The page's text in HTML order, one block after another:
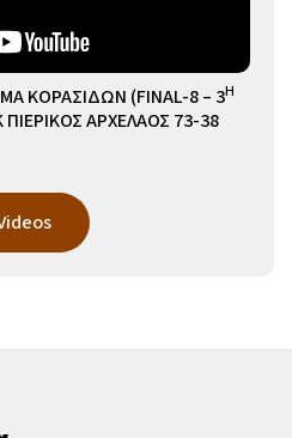
ΚΟΡΑΣΙΔΩΝ (FINAL-8 – 3Η
ΑΡΧΕΛΑΟΣ 73-38